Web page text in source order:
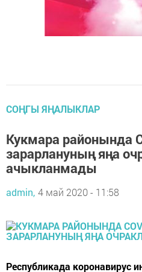
СОҢГЫ ЯҢАЛЫКЛАР
Кукмара районында
зарарлануның яңа
ачыкланмады
admin, 4 май 2020 - 11:58
Республикада коронавирус